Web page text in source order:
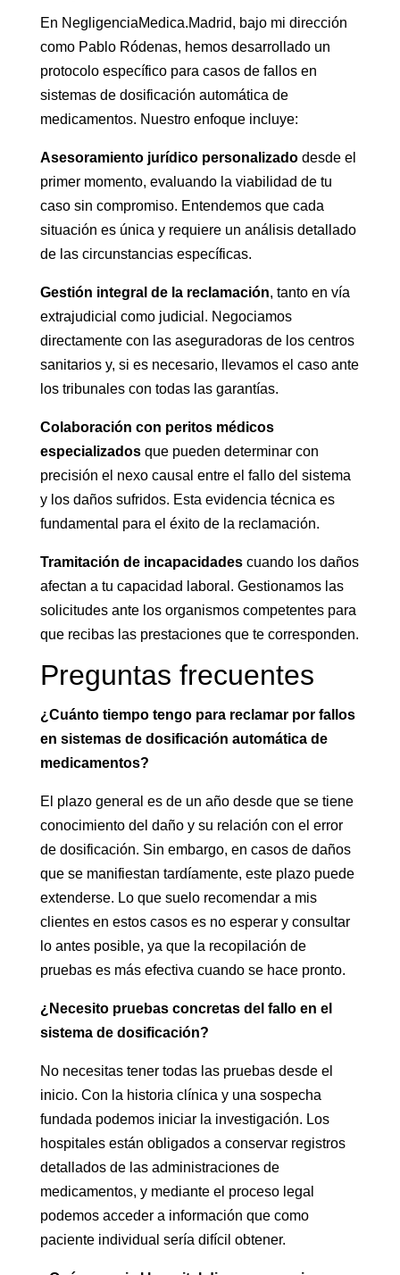
En NegligenciaMedica.Madrid, bajo mi dirección
como Pablo Ródenas, hemos desarrollado un
protocolo específico para casos de fallos en
sistemas de dosificación automática de
medicamentos. Nuestro enfoque incluye:
Asesoramiento jurídico personalizadodesde el
primer momento, evaluando la viabilidad de tu
caso sin compromiso. Entendemos que cada
situación es única y requiere un análisis detallado
de las circunstancias específicas.
Gestión integral de la reclamación, tanto en vía
extrajudicial como judicial. Negociamos
directamente con las aseguradoras de los centros
sanitarios y, si es necesario, llevamos el caso ante
los tribunales con todas las garantías.
Colaboración con peritos médicos
especializadosque pueden determinar con
precisión el nexo causal entre el fallo del sistema
y los daños sufridos. Esta evidencia técnica es
fundamental para el éxito de la reclamación.
Tramitación de incapacidadescuando los daños
afectan a tu capacidad laboral. Gestionamos las
solicitudes ante los organismos competentes para
que recibas las prestaciones que te corresponden.
Preguntas frecuentes
¿Cuánto tiempo tengo para reclamar por fallos
en sistemas de dosificación automática de
medicamentos?
El plazo general es de un año desde que se tiene
conocimiento del daño y su relación con el error
de dosificación. Sin embargo, en casos de daños
que se manifiestan tardíamente, este plazo puede
extenderse. Lo que suelo recomendar a mis
clientes en estos casos es no esperar y consultar
lo antes posible, ya que la recopilación de
pruebas es más efectiva cuando se hace pronto.
¿Necesito pruebas concretas del fallo en el
sistema de dosificación?
No necesitas tener todas las pruebas desde el
inicio. Con la historia clínica y una sospecha
fundada podemos iniciar la investigación. Los
hospitales están obligados a conservar registros
detallados de las administraciones de
medicamentos, y mediante el proceso legal
podemos acceder a información que como
paciente individual sería difícil obtener.